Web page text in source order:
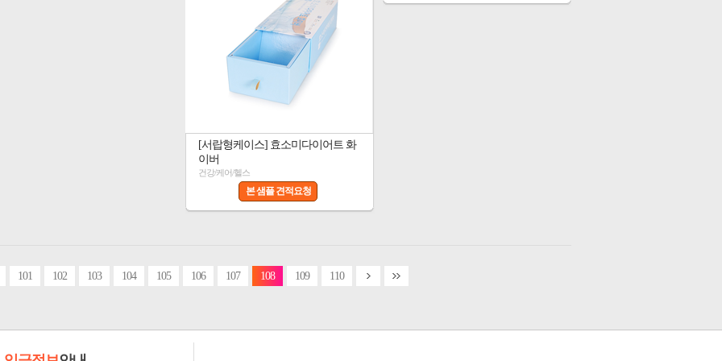
[서랍형케이스] 효소미다이어트 화
이버
건강/케어/헬스
본 샘플 견적요청
101 102 103 104 105 106 107 108 109 110